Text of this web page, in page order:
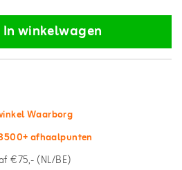
In winkelwagen
Waarborg
afhaalpunten
€75,- (NL/BE)